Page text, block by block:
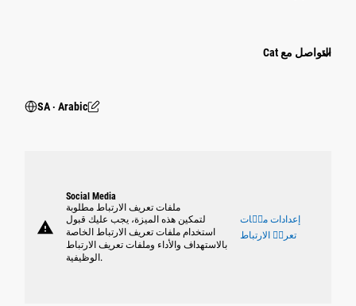
التواصل مع Cat
SA ‧ Arabic
warning
Social Media
ملفات تعريف الارتباط مطلوبة
لتمكين هذه الميزة، يجب عليك قبول
استخدام ملفات تعريف الارتباط الخاصة
بالاستهداف والأداء وملفات تعريف الارتباط
الوظيفية.
إعدادات ملٝات
تعريٝ الارتباط